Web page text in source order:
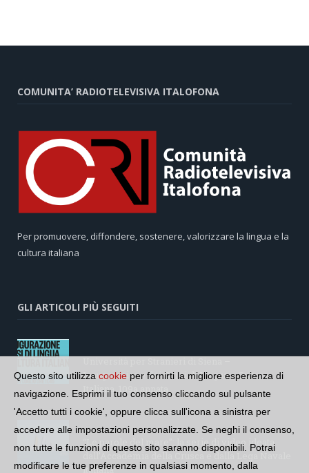
COMUNITA’ RADIOTELEVISIVA ITALOFONA
Per promuovere, diffondere, sostenere, valorizzare la lingua e la
cultura italiana
GLI ARTICOLI PIÙ SEGUITI
Inaugurazione dei Corsi di Lingua e Cultura
Italiana, 109a annata
“Le parole del mare”: la serie di video ideata
dall’Accademia della Crusca e dalla Lega Navale
italiana
Questo sito utilizza cookie per fornirti la migliore esperienza di
navigazione. Esprimi il tuo consenso cliccando sul pulsante
'Accetto tutti i cookie', oppure clicca sull'icona a sinistra per
accedere alle impostazioni personalizzate. Se neghi il consenso,
non tutte le funzioni di questo sito saranno disponibili. Potrai
modificare le tue preferenze in qualsiasi momento, dalla